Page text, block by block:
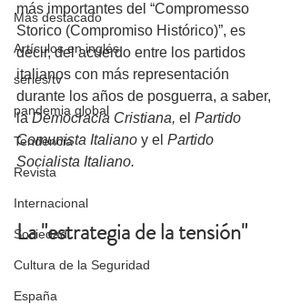
Más destacado
Artículos en inglés
series/tv
pandemia global
Tendencia
Revista
Internacional
Sociedad
Cultura de la Seguridad
España
más importantes del “Compromesso
Storico (Compromiso Histórico)”, es
decir, del acuerdo entre los partidos
italianos con más representación
durante los años de posguerra, a saber,
la Democracia Cristiana, el Partido
Comunista Italiano y el Partido
Socialista Italiano.
La "estrategia de la tensión"